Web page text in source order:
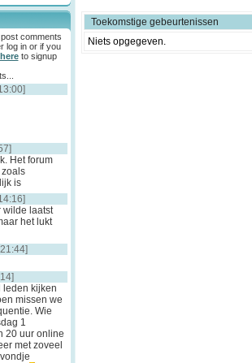
comments
log in or if you
hereto signup
Het forum
is
wilde laatst
het lukt
leden kijken
missen we
Wie
1
20 uur online
met zoveel
Toekomstige gebeurtenissen
Niets opgegeven.